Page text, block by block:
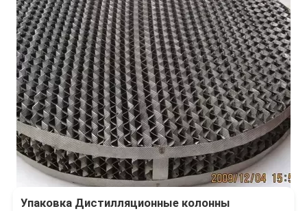
Упаковка Дистилляционные колонны